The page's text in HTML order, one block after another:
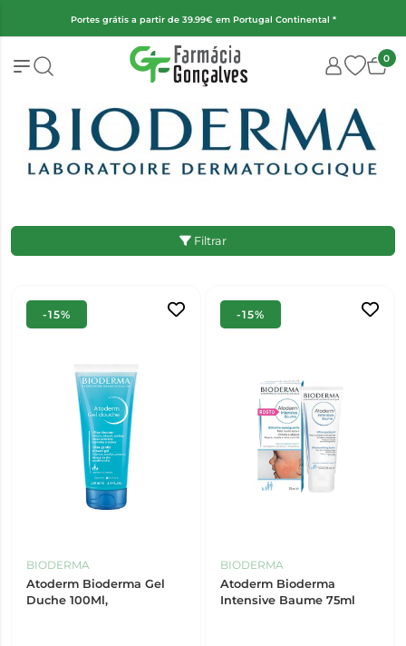
(Exceto fraldas, alimentação infantil e encomendas superiores a 2kg)
0
Filtrar
-15%
BIODERMA
Atoderm Bioderma Gel
Duche 100Ml,
-15%
BIODERMA
Atoderm Bioderma
Intensive Baume 75ml